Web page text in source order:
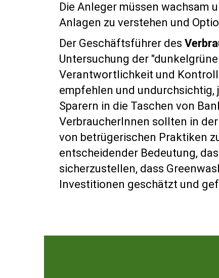
Die Anleger müssen wachsam
Anlagen zu verstehen und
Der Geschäftsführer des
Untersuchung der
Verantwortlichkeit und
empfehlen und undurchsichtig,
Sparern in die Taschen von
VerbraucherInnen sollten in
von betrügerischen Praktiken
entscheidender Bedeutung,
sicherzustellen, dass
Investitionen geschätzt und